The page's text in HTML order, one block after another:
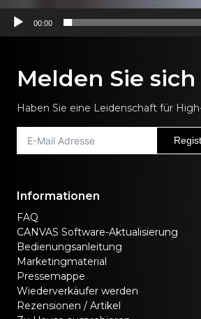
00:00
Melden Sie
Haben Sie eine Leidenschaft für
Informationen
FAQ
CANVAS Software-Aktualisierung
Bedienungsanleitung
Marketingmaterial
Pressemappe
Wiederverkäufer werden
Rezensionen / Artikel